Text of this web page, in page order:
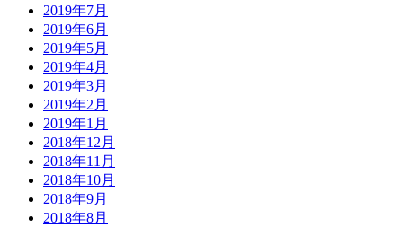
2019年7月
2019年6月
2019年5月
2019年4月
2019年3月
2019年2月
2019年1月
2018年12月
2018年11月
2018年10月
2018年9月
2018年8月